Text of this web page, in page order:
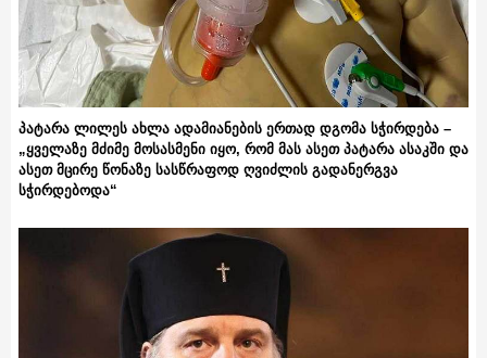
პატარა ლილეს ახლა ადამიანების ერთად დგომა სჭირდება –
„ყველაზე მძიმე მოსასმენი იყო, რომ მას ასეთ პატარა ასაკში და
ასეთ მცირე წონაზე სასწრაფოდ ღვიძლის გადანერგვა
სჭირდებოდა“